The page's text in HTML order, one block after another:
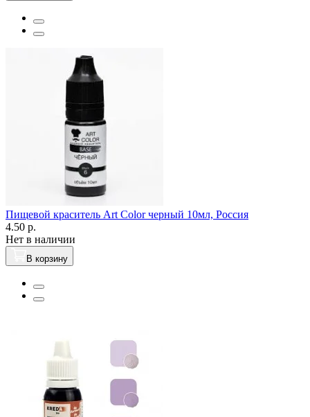
Пищевой краситель Art Color черный 10мл, Россия
4.50 р.
Нет в наличии
В корзину